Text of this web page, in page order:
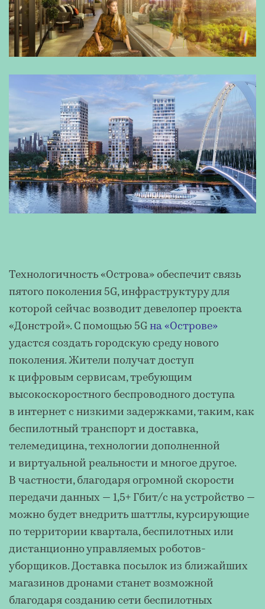
Технологичность «Острова» обеспечит связь
пятого поколения 5G, инфраструктуру для
которой сейчас возводит девелопер проекта
«Донстрой». С помощью 5Gна «Острове»
удастся создать городскую среду нового
поколения. Жители получат доступ
к цифровым сервисам, требующим
высокоскоростного беспроводного доступа
в интернет с низкими задержками, таким, как
беспилотный транспорт и доставка,
телемедицина, технологии дополненной
и виртуальной реальности и многое другое.
В частности, благодаря огромной скорости
передачи данных — 1,5+ Гбит/с на устройство —
можно будет внедрить шаттлы, курсирующие
по территории квартала, беспилотных или
дистанционно управляемых роботов-
уборщиков. Доставка посылок из ближайших
магазинов дронами станет возможной
благодаря созданию сети беспилотных